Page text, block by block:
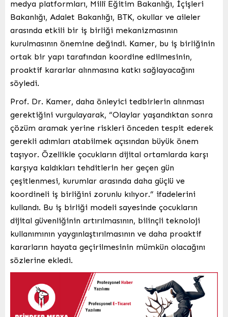
medya platformları, Millî Eğitim Bakanlığı, İçişleri
Bakanlığı, Adalet Bakanlığı, BTK, okullar ve aileler
arasında etkili bir iş birliği mekanizmasının
kurulmasının önemine değindi. Kamer, bu iş birliğinin
ortak bir yapı tarafından koordine edilmesinin,
proaktif kararlar alınmasına katkı sağlayacağını
söyledi.
Prof. Dr. Kamer, daha önleyici tedbirlerin alınması
gerektiğini vurgulayarak, “Olaylar yaşandıktan sonra
çözüm aramak yerine riskleri önceden tespit ederek
gerekli adımları atabilmek açısından büyük önem
taşıyor. Özellikle çocukların dijital ortamlarda karşı
karşıya kaldıkları tehditlerin her geçen gün
çeşitlenmesi, kurumlar arasında daha güçlü ve
koordineli iş birliğini zorunlu kılıyor.” ifadelerini
kullandı. Bu iş birliği modeli sayesinde çocukların
dijital güvenliğinin artırılmasının, bilinçli teknoloji
kullanımının yaygınlaştırılmasının ve daha proaktif
kararların hayata geçirilmesinin mümkün olacağını
sözlerine ekledi.